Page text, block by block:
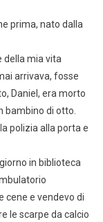
prima, nato dalla
della mia vita
arrivava, fosse
Daniel, era morto
bambino di otto.
polizia alla porta e
in biblioteca
cene e vendevo di
le scarpe da calcio